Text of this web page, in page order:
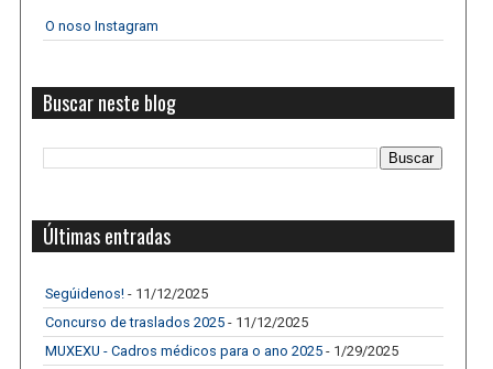
O noso Instagram
Buscar neste blog
Últimas entradas
Segúidenos! - 11/12/2025
Concurso de traslados 2025 - 11/12/2025
MUXEXU - Cadros médicos para o ano 2025 - 1/29/2025